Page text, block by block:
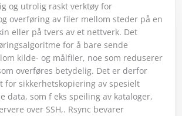
og utrolig raskt verktøy for
overføring av filer mellom steder på en
eller på tvers av et nettverk. Det
for å bare sende
kilde- og målfiler, noe som reduserer
overføres betydelig. Det er derfor
for sikkerhetskopiering av spesielt
data, som f eks speiling av kataloger,
over SSH,. Rsync bevarer